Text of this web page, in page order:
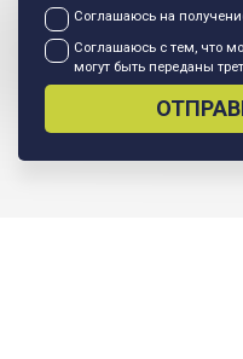
Соглашаюсь на
Соглашаюсь с тем, что
могут быть переданы